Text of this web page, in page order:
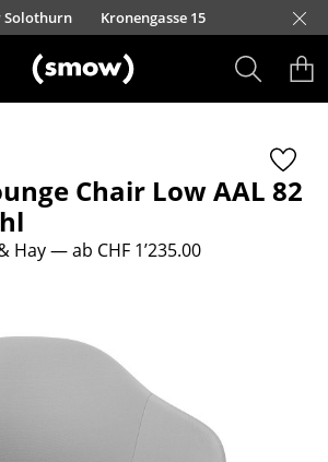
Solothurn Kronengasse 15
Chair Low AAL 82
Hay— ab CHF 1’235.00